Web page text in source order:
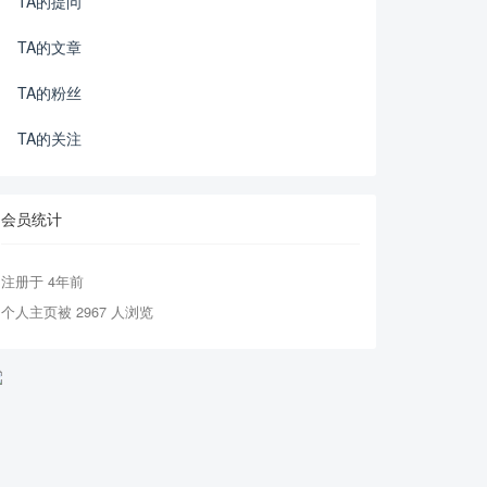
TA的文章
TA的粉丝
TA的关注
会员统计
注册于 4年前
个人主页被 2967 人浏览